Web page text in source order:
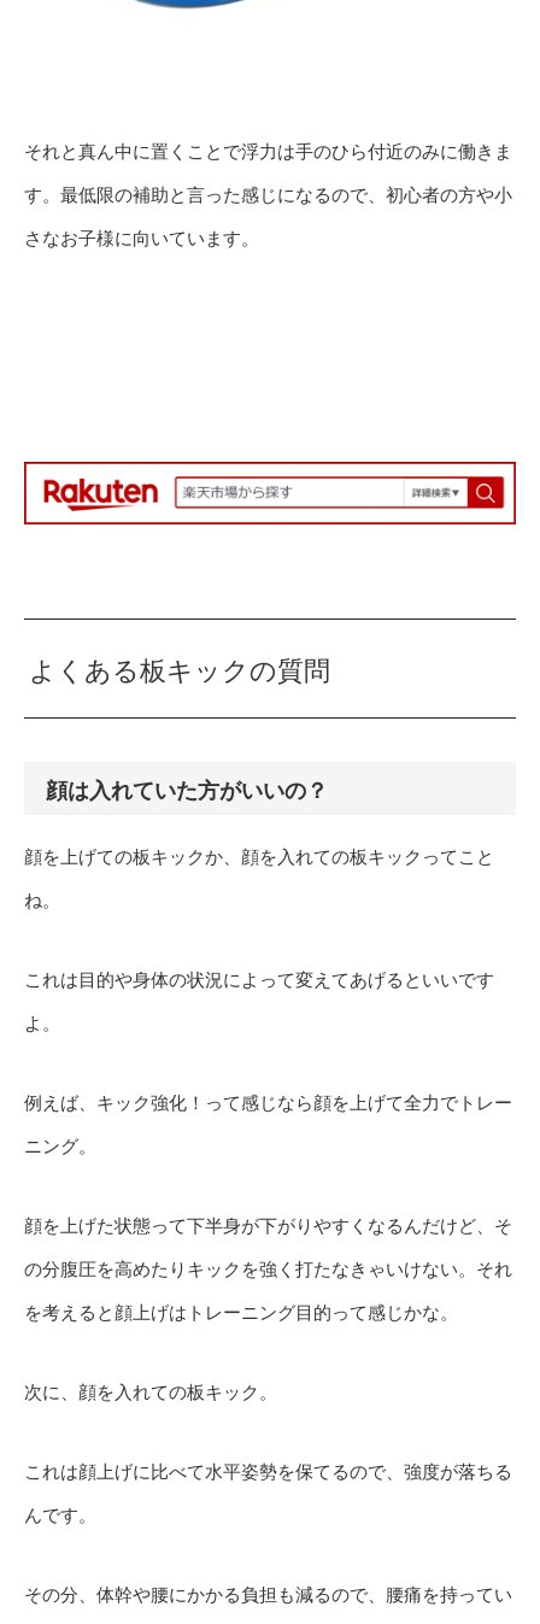
それと真ん中に置くことで浮力は手のひら付近のみに働きま
す。最低限の補助と言った感じになるので、初心者の方や小
さなお子様に向いています。
よくある板キックの質問
顔は入れていた方がいいの？
顔を上げての板キックか、顔を入れての板キックってこと
ね。
これは目的や身体の状況によって変えてあげるといいです
よ。
例えば、キック強化！って感じなら顔を上げて全力でトレー
ニング。
顔を上げた状態って下半身が下がりやすくなるんだけど、そ
の分腹圧を高めたりキックを強く打たなきゃいけない。それ
を考えると顔上げはトレーニング目的って感じかな。
次に、顔を入れての板キック。
これは顔上げに比べて水平姿勢を保てるので、強度が落ちる
んです。
その分、体幹や腰にかかる負担も減るので、腰痛を持ってい